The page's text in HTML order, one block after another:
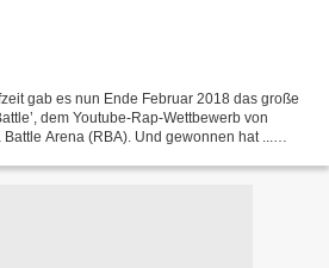
gab es nun Ende Februar 2018 das große
dem Youtube-Rap-Wettbewerb von
Arena (RBA). Und gewonnen hat ...